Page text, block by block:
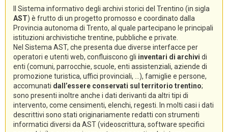
Il Sistema informativo degli archivi storici del Trentino (in sigla
AST) è frutto di un progetto promosso e coordinato dalla
Provincia autonoma di Trento, al quale partecipano le principali
istituzioni archivistiche trentine, pubbliche e private.
Nel Sistema AST, che presenta due diverse interfacce per
operatori e utenti web, confluiscono gli inventari di archivi di
enti (comuni, parrocchie, scuole, enti assistenziali, aziende di
promozione turistica, uffici provinciali, ...), famiglie e persone,
accomunati dall’essere conservati sul territorio trentino;
sono presenti inoltre anche i dati derivanti da altri tipi di
intervento, come censimenti, elenchi, regesti. In molti casi i dati
descrittivi sono stati originariamente redatti con strumenti
informatici diversi da AST (videoscrittura, software specifici